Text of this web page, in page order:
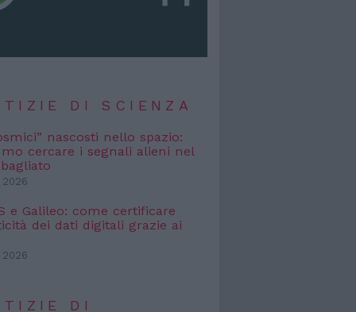
DI SCIENZA
nascosti nello spazio:
cercare i segnali alieni nel
e Galileo: come certificare
dei dati digitali grazie ai
DI